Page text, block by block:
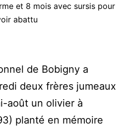
et 8 mois avec sursis pour
abattu
de Bobigny a
deux frères jumeaux
août un olivier à
planté en mémoire